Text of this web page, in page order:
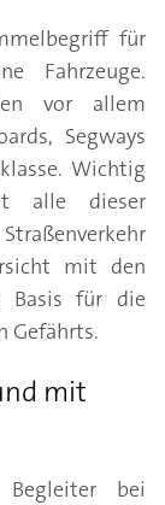
für
Fahrzeuge.
vor allem
Segways
Wichtig
alle dieser
mit den
Basis für die
Gefährts.
mit
bei